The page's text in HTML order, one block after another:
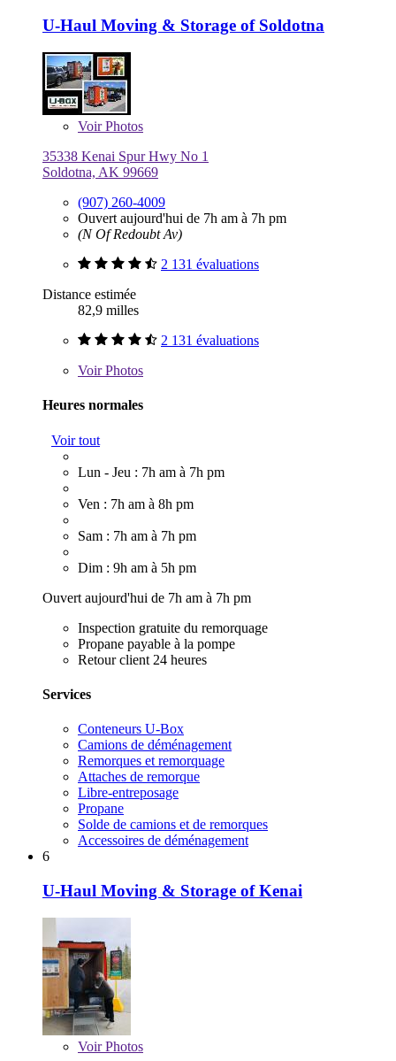
U-Haul Moving & Storage of Soldotna
VoirPhotos
35338 Kenai Spur Hwy No 1
Soldotna, AK 99669
(907) 260-4009
Ouvert aujourd'hui de 7h am à 7h pm
(N Of Redoubt Av)
2 131 évaluations
Distance estimée
82,9 milles
2 131 évaluations
VoirPhotos
Heures normales
Voir tout
Lun - Jeu : 7h am à 7h pm
Ven : 7h am à 8h pm
Sam : 7h am à 7h pm
Dim : 9h am à 5h pm
Ouvert aujourd'hui de 7h am à 7h pm
Inspection gratuite du remorquage
Propane payable à la pompe
Retour client 24 heures
Services
Conteneurs U-Box
Camions de déménagement
Remorques et remorquage
Attaches de remorque
Libre-entreposage
Propane
Solde de camions et de remorques
Accessoires de déménagement
6
U-Haul Moving & Storage of Kenai
VoirPhotos